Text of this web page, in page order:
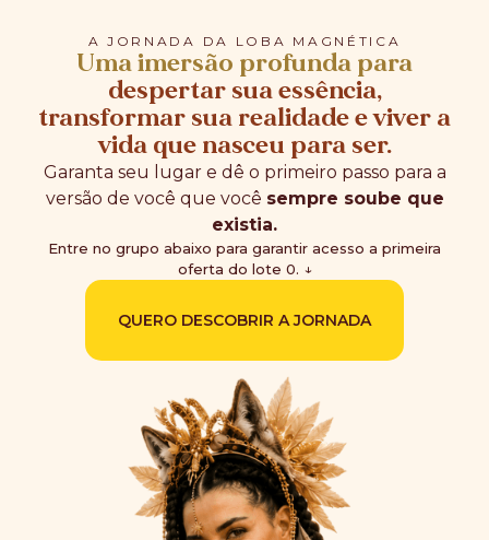
A JORNADA DA LOBA MAGNÉTICA
Uma imersão profunda para
despertar sua essência,
transformar sua realidade e viver a
vida que nasceu para ser.
Garanta seu lugar e dê o primeiro passo para a
versão de você que você sempre soube que
existia.
Entre no grupo abaixo para garantir acesso a primeira
oferta do lote 0. ↓
QUERO DESCOBRIR A JORNADA